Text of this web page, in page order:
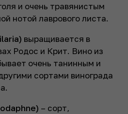
и очень травянистым
нотой лаврового листа.
выращивается в
Родос и Крит. Вино из
очень танинным и
сортами винограда
– сорт,